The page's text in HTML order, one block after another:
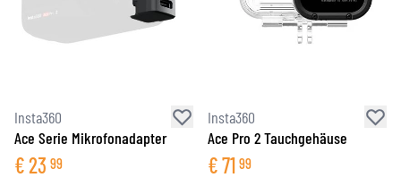
Insta360
Ace Serie Mikrofonadapter
€23 99
Insta360
Ace Pro 2 Tauchgehäuse
€71 99